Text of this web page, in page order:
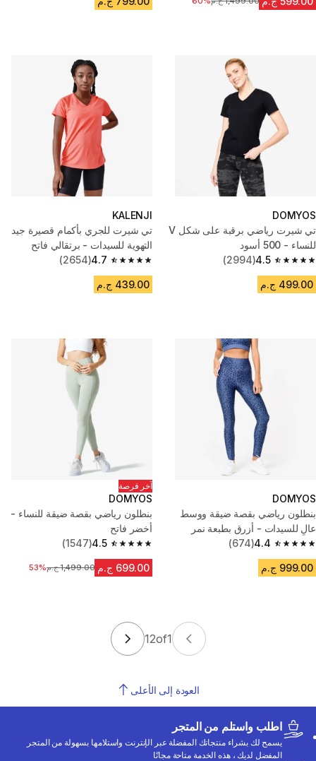
DOMYOS
تي شيرت رياضي برقبة على شكل V
للنساء - 500 أسود
4.5
4.5 out of 5 stars from 2994 reviews
(2994)
499.00 ج.م
KALENJI
تي شيرت للجري بأكمام قصيرة جيد
التهوية للسيدات - برتقالي فاتح
4.7
4.7 out of 5 stars from 2654 reviews
(2654)
439.00 ج.م
DOMYOS
بنطلون رياضي بقصة ضيقة ووسط
عالٍ للسيدات - أزرق بطبعة نمر
4.4
4.4 out of 5 stars from 674 reviews
(674)
999.00 ج.م
آخر فرصة
DOMYOS
بنطلون رياضي بقصة ضيقة للنساء -
أخضر فاتح
4.5
4.5 out of 5 stars from 1547 reviews
(1547)
699.00 ج.م السعر قبل التخفيض
1,499.00 ج.م 53%
1
of
12
العودة إلى الأعلى
اطلب واستلم من المتجر
يسمح لك بشراء منتجاتك المفضلة عبر الإنترنت واستلامها بسهولة من المتجر
المفضل لديك ، هذه الخدمة متاحة مجانًا